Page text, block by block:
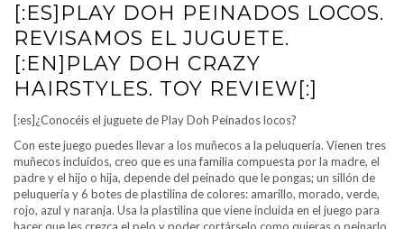
[:ES]PLAY DOH PEINADOS LOCOS.
REVISAMOS EL JUGUETE.
[:EN]PLAY DOH CRAZY
HAIRSTYLES. TOY REVIEW[:]
[:es]¿Conocéis el juguete de Play Doh Peinados locos?
Con este juego puedes llevar a los muñecos a la peluquería. Vienen tres
muñecos incluidos, creo que es una familia compuesta por la madre, el
padre y el hijo o hija, depende del peinado que le pongas; un sillón de
peluquería y 6 botes de plastilina de colores: amarillo, morado, verde,
rojo, azul y naranja. Usa la plastilina que viene incluida en el juego para